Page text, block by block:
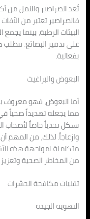
تُعد الصراصير والنمل من
فالصراصير تعتبر من
البيئات الرطبة، بينما
على تدمير البضائع.
بفعالية.
البعوض والبراغيث
أما البعوض، فهو معروف
مما يجعله تهديداً صحياً
تشكل تحدياً خاصاً لأصحاب
وازعاجاً. لذلك، من المهم
متكاملة لمواجهة هذه
من المخاطر الصحية وتعزيز
تقنيات مكافحة الحشرات
التهوية الجيدة